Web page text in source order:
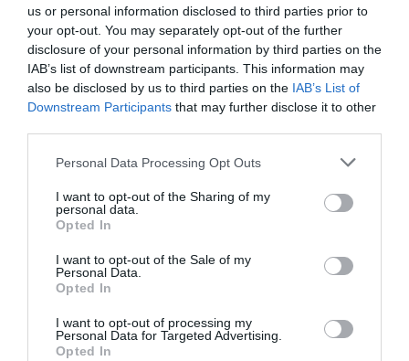
us or personal information disclosed to third parties prior to
your opt-out. You may separately opt-out of the further
disclosure of your personal information by third parties on the
IAB’s list of downstream participants. This information may
also be disclosed by us to third parties on the IAB’s List of
Downstream Participants that may further disclose it to other
Please note that this website/app uses one or more Google
not limited to your visit or usage behaviour. You may click to
grant or deny consent to Google and its third-party tags to
use your data for below specified purposes in below Google
consent section.
Personal Data Processing Opt Outs
I want to opt-out of the Sharing of my
personal data.
Opted In
I want to opt-out of the Sale of my
Personal Data.
Opted In
I want to opt-out of processing my
Personal Data for Targeted Advertising.
Opted In
akiket szórakoztatás céljából szerepeltetett. A
történészek szerint ezek a kegyetlen
látványosságok jól tükrözték a 18. századi orosz
udvar sajátos világát, még ha a későbbi beszámolók
olykor túlzásokba is estek.
A leghíresebb történet kétségkívül ajégpalota-
. 1740 telén Anna egyteljes palotát építtetett
egy nemesi származású férfit,Mihail Golicint , akit
korábban k atolikus hitre való áttérése és külföldi
részeként részt kellett vennie egy groteszk
esküvőn.A friss házasokat ezután
éjszakára a jégpalotába zárták.
szerint végül túlélték az éjszakát, részben azért,